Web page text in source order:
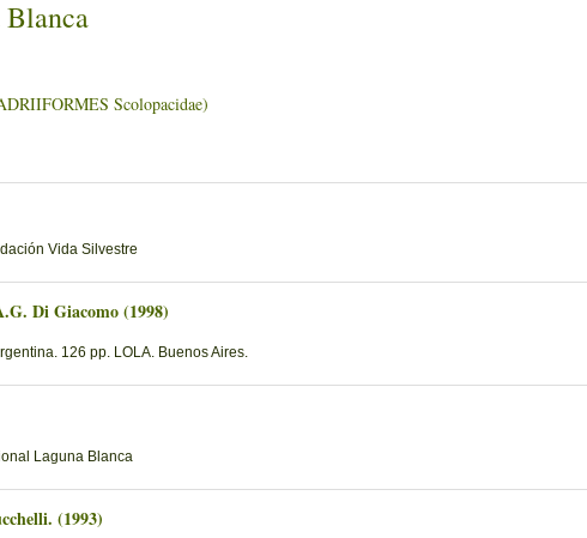
Blanca
Scolopacidae)
Vida Silvestre
Di Giacomo (1998)
126 pp. LOLA. Buenos Aires.
Laguna Blanca
(1993)